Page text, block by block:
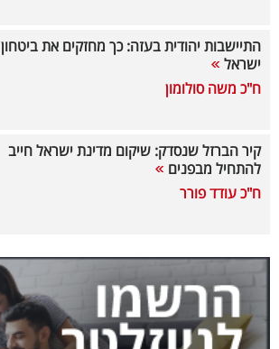
מינויים
רייטינג
בריאות
ופנאי
תיירות
TOP-
התיישבות יהודית בעזה: כך מחזקים את ביטחון
ישראל
ח"כ משה סולומון
קיר הברזל שנסדק: שיקום מדינת ישראל חייב
להתחיל מבפנים
ח"כ עודד פורר